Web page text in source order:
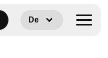
De